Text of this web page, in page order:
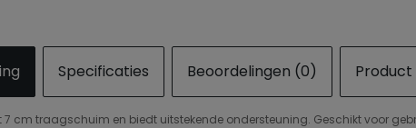
Specificaties Beoordelingen (0) Product
cm traagschuim en biedt uitstekende ondersteuning. Geschikt voor